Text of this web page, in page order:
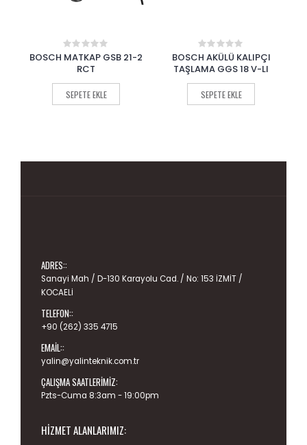
0
out
5
BOSCH AKÜLÜ KALIPÇI
TAŞLAMA GGS 18 V-LI
SEPETE EKLE
0
out
of
5
BOSCH KALIPÇI TAŞLAMA
GGS 28 LCE
SEPETE EKLE
ADRES::
Sanayi Mah / D-130 Karayolu Cad. / No: 153 İZMİT /
KOCAELİ
TELEFON::
+90 (262) 335 4715
EMAIL::
yalin@yalinteknik.com.tr
ÇALIŞMA SAATLERIMIZ:
Pzts-Cuma 8:3am - 19:00pm
HIZMET ALANLARIMIZ: